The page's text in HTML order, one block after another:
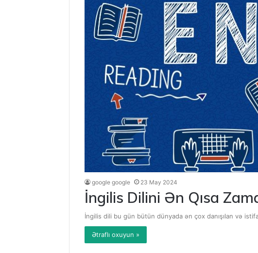
google google 23 May 2024
İngilis Dilini Ən Qısa
İngilis dili bu gün bütün dünyada ən çox danışılan və
Ətraflı oxuyun »